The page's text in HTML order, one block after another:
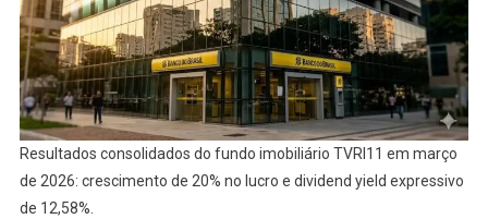
Resultados consolidados do fundo imobiliário TVRI11 em março
de 2026: crescimento de 20% no lucro e dividend yield expressivo
de 12,58%.